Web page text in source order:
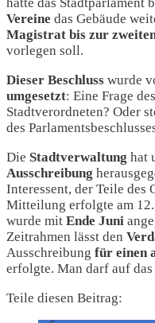
Vereine das Gebäude
Magistrat bis zur
vorlegen soll.
Dieser Beschluss wurde
umgesetzt: Eine Frage
Stadtverordneten? Oder
des
Die Stadtverwaltung hat
Ausschreibung
Interessent, der Teile des
Mitteilung erfolgte am
wurde mit Ende Juni
Zeitrahmen lässt den
Ausschreibung für einen
erfolgte. Man darf auf
Teile diesen Beitrag: